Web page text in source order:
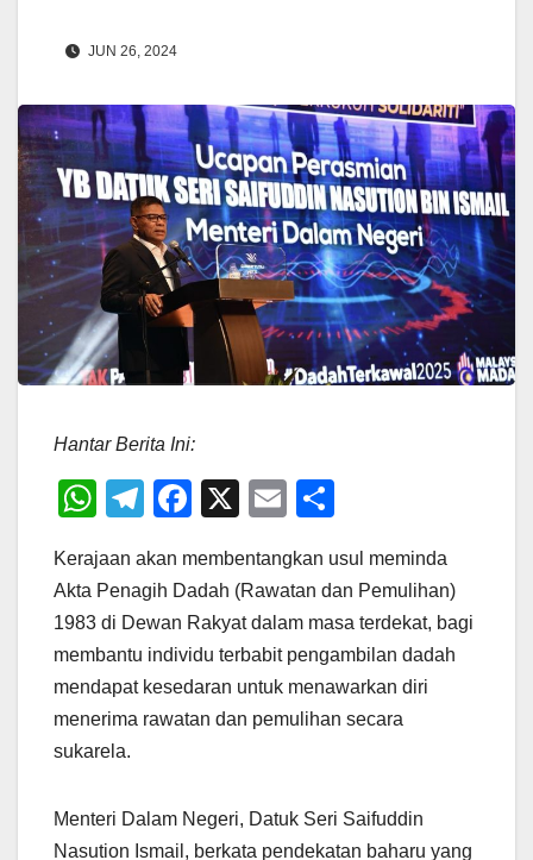
JUN 26, 2024
Hantar Berita Ini:
W
at
s
A
p
p
T
e
gr
a
m
F
c
e
b
o
o
X
E
ail ar
e
Kerajaan akan membentangkan usul meminda
Akta Penagih Dadah (Rawatan dan Pemulihan)
1983 di Dewan Rakyat dalam masa terdekat, bagi
membantu individu terbabit pengambilan dadah
mendapat kesedaran untuk menawarkan diri
menerima rawatan dan pemulihan secara
sukarela.
Menteri Dalam Negeri, Datuk Seri Saifuddin
Nasution Ismail, berkata pendekatan baharu yang